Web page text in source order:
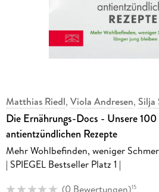
Matthias Riedl, Viola Andresen, Silja
Die Ernährungs-Docs - Unsere 100
antientzündlichen Rezepte
Mehr Wohlbefinden, weniger
| SPIEGEL Bestseller Platz 1 |
(0 Bewertungen)15